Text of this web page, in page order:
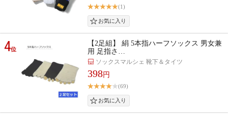
(1)
4位
【2足組】 絹 5本指ハーフソックス 男女兼
用 足指さ…
ソックスマルシェ 靴下＆タイツ
398円
(69)